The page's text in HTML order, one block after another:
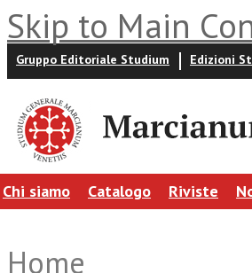
Skip to Main
Gruppo Editoriale Studium Edizioni
Chi siamo Catalogo Riviste
Home